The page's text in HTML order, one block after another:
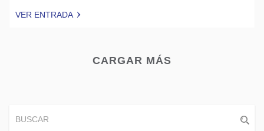
VER ENTRADA
CARGAR MÁS